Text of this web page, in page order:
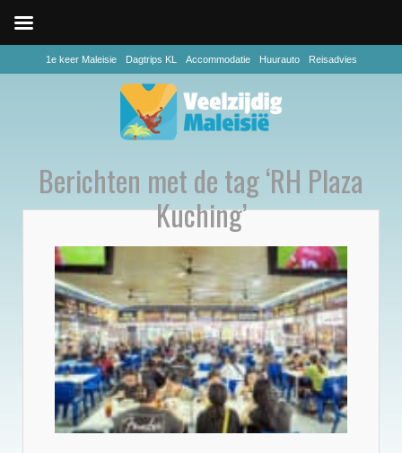
1e keer Maleisie Dagtrips KL Accommodatie Huurauto Reisadvies
Berichten met de tag ‘RH Plaza
Kuching’